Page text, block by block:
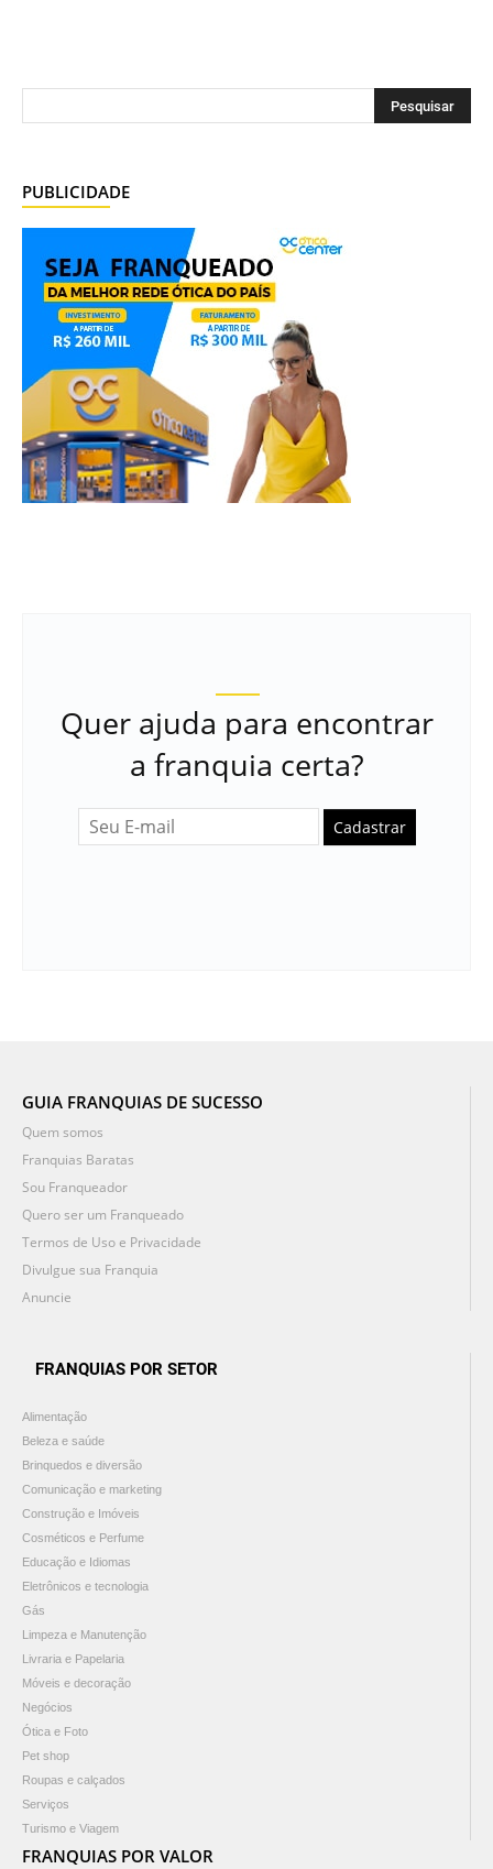
PUBLICIDADE
Quer ajuda para encontrar
a franquia certa?
Cadastrar
GUIA FRANQUIAS DE SUCESSO
Quem somos
Franquias Baratas
Sou Franqueador
Quero ser um Franqueado
Termos de Uso e Privacidade
Divulgue sua Franquia
Anuncie
FRANQUIAS POR SETOR
Alimentação
Beleza e saúde
Brinquedos e diversão
Comunicação e marketing
Construção e Imóveis
Cosméticos e Perfume
Educação e Idiomas
Eletrônicos e tecnologia
Gás
Limpeza e Manutenção
Livraria e Papelaria
Móveis e decoração
Negócios
Ótica e Foto
Pet shop
Roupas e calçados
Serviços
Turismo e Viagem
FRANQUIAS POR VALOR